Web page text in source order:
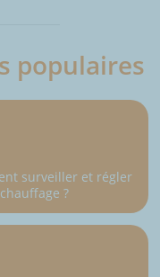
populaires
surveiller et régler
?